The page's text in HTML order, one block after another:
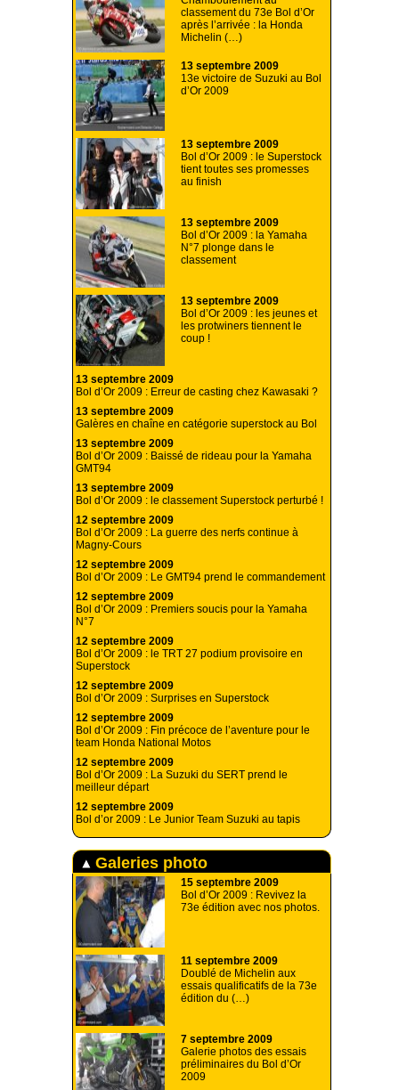
classement du 73e Bol d’Or
après l’arrivée : la Honda
Michelin (…)
13 septembre 2009
13e victoire de Suzuki au Bol
d’Or 2009
13 septembre 2009
Bol d’Or 2009 : le Superstock
tient toutes ses promesses
au finish
13 septembre 2009
Bol d’Or 2009 : la Yamaha
N°7 plonge dans le
classement
13 septembre 2009
Bol d’Or 2009 : les jeunes et
les protwiners tiennent le
coup !
13 septembre 2009
Bol d’Or 2009 : Erreur de casting chez Kawasaki ?
13 septembre 2009
Galères en chaîne en catégorie superstock au Bol
13 septembre 2009
Bol d’Or 2009 : Baissé de rideau pour la Yamaha
GMT94
13 septembre 2009
Bol d’Or 2009 : le classement Superstock perturbé !
12 septembre 2009
Bol d’Or 2009 : La guerre des nerfs continue à
Magny-Cours
12 septembre 2009
Bol d’Or 2009 : Le GMT94 prend le commandement
12 septembre 2009
Bol d’Or 2009 : Premiers soucis pour la Yamaha
N°7
12 septembre 2009
Bol d’Or 2009 : le TRT 27 podium provisoire en
Superstock
12 septembre 2009
Bol d’Or 2009 : Surprises en Superstock
12 septembre 2009
Bol d’Or 2009 : Fin précoce de l’aventure pour le
team Honda National Motos
12 septembre 2009
Bol d’Or 2009 : La Suzuki du SERT prend le
meilleur départ
12 septembre 2009
Bol d’or 2009 : Le Junior Team Suzuki au tapis
Galeries photo
15 septembre 2009
Bol d’Or 2009 : Revivez la
73e édition avec nos photos.
11 septembre 2009
Doublé de Michelin aux
essais qualificatifs de la 73e
édition du (…)
7 septembre 2009
Galerie photos des essais
préliminaires du Bol d’Or
2009